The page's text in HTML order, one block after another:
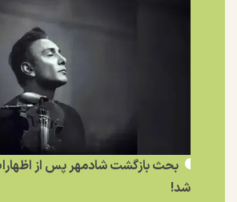
بحث بازگشت شادمهر پس از
شد!